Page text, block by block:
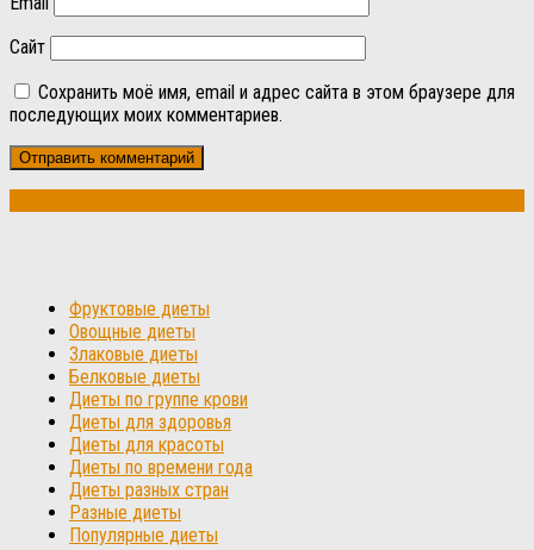
Сайт
Сохранить моё имя, email и адрес сайта в этом браузере для
последующих моих комментариев.
Фруктовые диеты
Овощные диеты
Злаковые диеты
Белковые диеты
Диеты по группе крови
Диеты для здоровья
Диеты для красоты
Диеты по времени года
Диеты разных стран
Разные диеты
Популярные диеты